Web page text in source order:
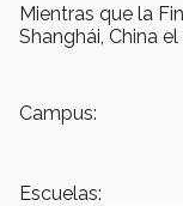
Mientras que la
Shanghái, China
Campus:
Escuelas: